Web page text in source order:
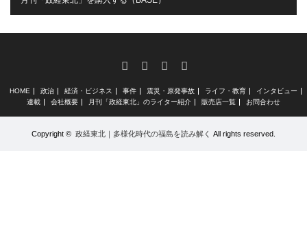
FacebookInstagram
RSS
HOME 政治 経済・ビジネス 事件 震災・原発事故 ライフ・教育
インタビュー
連載
会社概要 月刊「政経東北」のライター紹介 販売店一覧 お問合わせ
Copyright © 政経東北｜多様化時代の福島を読み解く All rights reserved.